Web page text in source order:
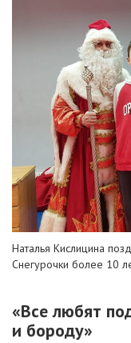
Наталья Кислицина
Снегурочки более 10
«Все любят
и бороду»